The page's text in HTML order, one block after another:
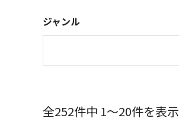
ジャンル
全252件中 1～20件を表示